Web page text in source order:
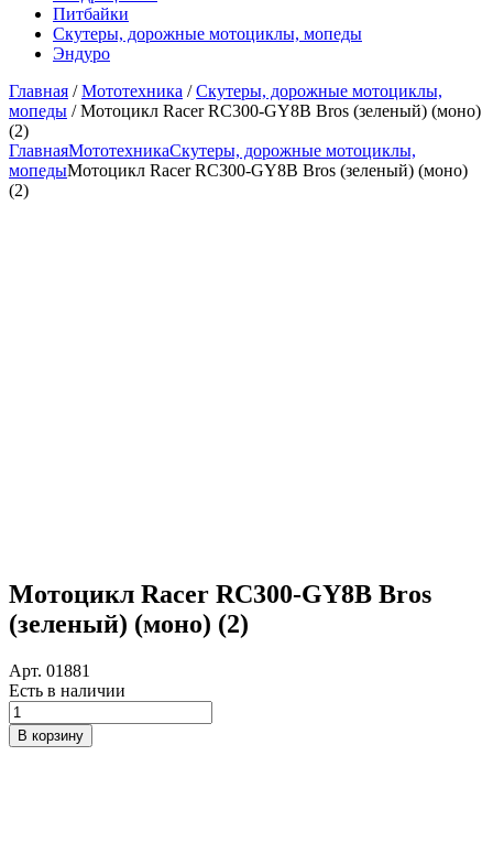
Питбайки
Скутеры, дорожные мотоциклы, мопеды
Эндуро
Главная /Мототехника /Скутеры, дорожные мотоциклы,
мопеды / Мотоцикл Racer RC300-GY8B Bros (зеленый) (моно)
(2)
ГлавнаяМототехникаСкутеры, дорожные мотоциклы,
мопедыМотоцикл Racer RC300-GY8B Bros (зеленый) (моно)
(2)
Мотоцикл Racer RC300-GY8B Bros
(зеленый) (моно) (2)
Арт. 01881
Есть в наличии
Количество
товара
Мотоцикл
В корзину